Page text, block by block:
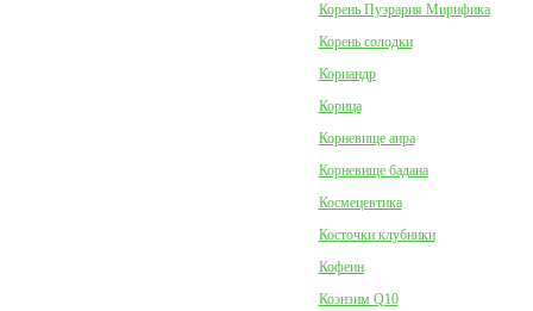
Корень Пуэрария Мирифика
Корень солодки
Кориандр
Корица
Корневище аира
Корневище бадана
Космецевтика
Косточки клубники
Кофеин
Коэнзим Q10